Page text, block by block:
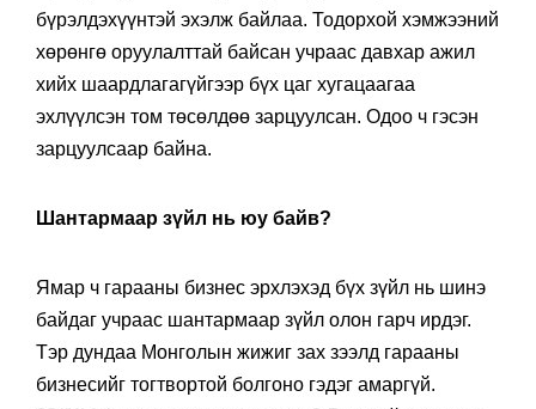
бүрэлдэхүүнтэй эхэлж байлаа. Тодорхой хэмжээний
хөрөнгө оруулалттай байсан учраас давхар ажил
хийх шаардлагагүйгээр бүх цаг хугацаагаа
эхлүүлсэн том төсөлдөө зарцуулсан. Одоо ч гэсэн
зарцуулсаар байна.
Шантармаар зүйл нь юу байв?
Ямар ч гарааны бизнес эрхлэхэд бүх зүйл нь шинэ
байдаг учраас шантармаар зүйл олон гарч ирдэг.
Тэр дундаа Монголын жижиг зах зээлд гарааны
бизнесийг тогтвортой болгоно гэдэг амаргүй.